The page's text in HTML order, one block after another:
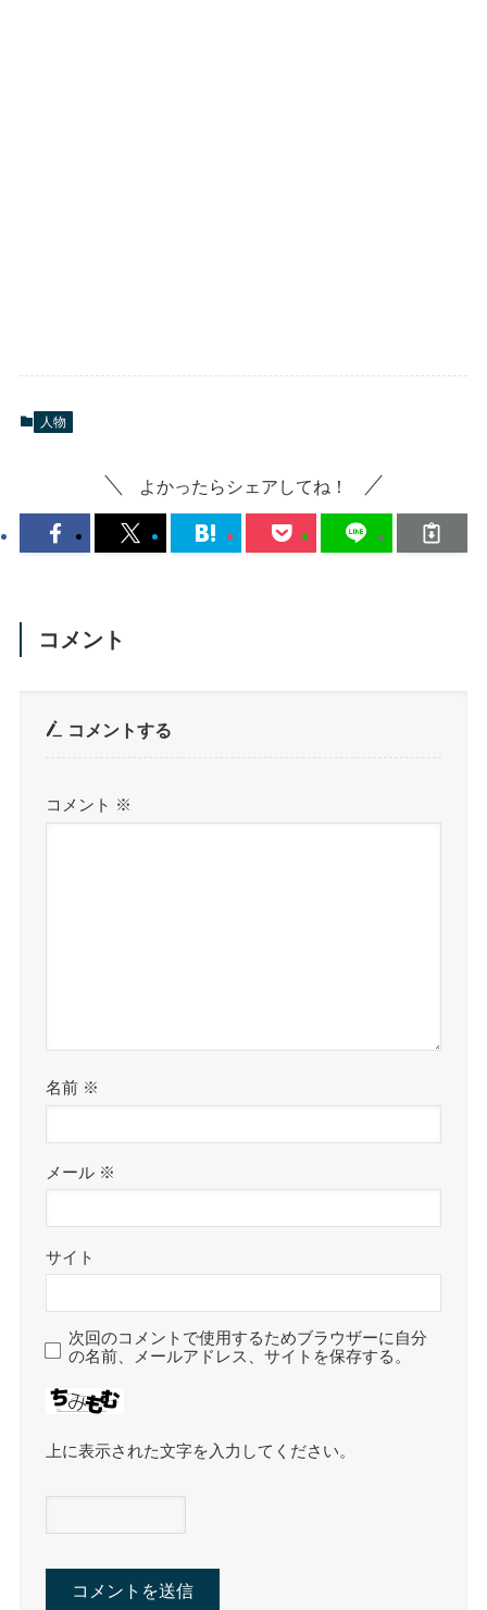
人物
よかったらシェアしてね！
コメント
コメントする
コメント ※
名前 ※
メール ※
サイト
次回のコメントで使用するためブラウザーに自分
の名前、メールアドレス、サイトを保存する。
上に表示された文字を入力してください。